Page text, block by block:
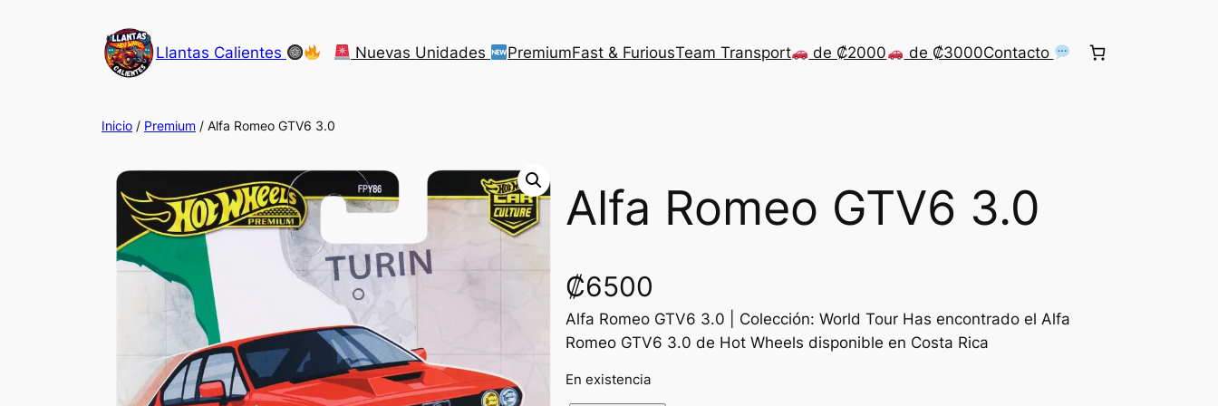
Llantas Calientes Nuevas Unidades PremiumFast & FuriousTeam Transport de ₡2000 de ₡3000Contacto
Inicio / Premium / Alfa Romeo GTV6 3.0
Alfa Romeo GTV6 3.0
₡6500
Alfa Romeo GTV6 3.0 | Colección: World Tour Has encontrado el Alfa
Romeo GTV6 3.0 de Hot Wheels disponible en Costa Rica
En existencia